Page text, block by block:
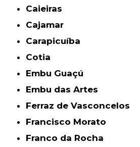
Caieiras
Cajamar
Carapicuíba
Cotia
Embu Guaçú
Embu das Artes
Ferraz de Vasconcelos
Francisco Morato
Franco da Rocha